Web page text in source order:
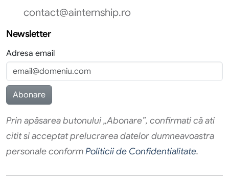
contact@ainternship.ro
Newsletter
Adresa email
Prin apăsarea butonului „Abonare”, confirmati că ati
citit si acceptat prelucrarea datelor dumneavoastra
personale conformPoliticii de Confidentialitate.